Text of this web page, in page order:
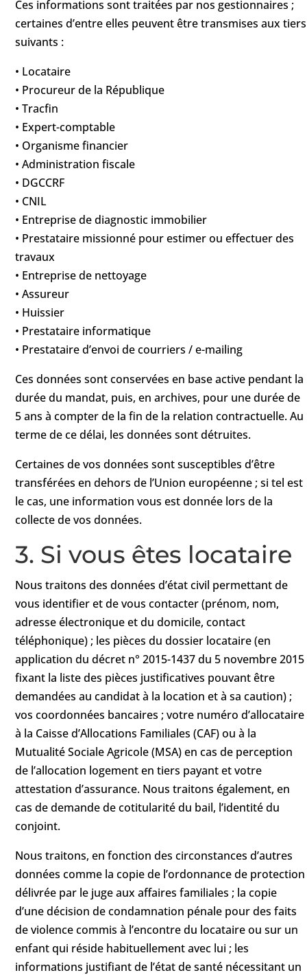
Ces informations sont traitées par nos gestionnaires ;
certaines d’entre elles peuvent être transmises aux tiers
suivants :
• Locataire
• Procureur de la République
• Tracfin
• Expert-comptable
• Organisme financier
• Administration fiscale
• DGCCRF
• CNIL
• Entreprise de diagnostic immobilier
• Prestataire missionné pour estimer ou effectuer des
travaux
• Entreprise de nettoyage
• Assureur
• Huissier
• Prestataire informatique
• Prestataire d’envoi de courriers / e-mailing
Ces données sont conservées en base active pendant la
durée du mandat, puis, en archives, pour une durée de
5 ans à compter de la fin de la relation contractuelle. Au
terme de ce délai, les données sont détruites.
Certaines de vos données sont susceptibles d’être
transférées en dehors de l’Union européenne ; si tel est
le cas, une information vous est donnée lors de la
collecte de vos données.
3. Si vous êtes locataire
Nous traitons des données d’état civil permettant de
vous identifier et de vous contacter (prénom, nom,
adresse électronique et du domicile, contact
téléphonique) ; les pièces du dossier locataire (en
application du décret n° 2015-1437 du 5 novembre 2015
fixant la liste des pièces justificatives pouvant être
demandées au candidat à la location et à sa caution) ;
vos coordonnées bancaires ; votre numéro d’allocataire
à la Caisse d’Allocations Familiales (CAF) ou à la
Mutualité Sociale Agricole (MSA) en cas de perception
de l’allocation logement en tiers payant et votre
attestation d’assurance. Nous traitons également, en
cas de demande de cotitularité du bail, l’identité du
conjoint.
Nous traitons, en fonction des circonstances d’autres
données comme la copie de l’ordonnance de protection
délivrée par le juge aux affaires familiales ; la copie
d’une décision de condamnation pénale pour des faits
de violence commis à l’encontre du locataire ou sur un
enfant qui réside habituellement avec lui ; les
informations justifiant de l’état de santé nécessitant un